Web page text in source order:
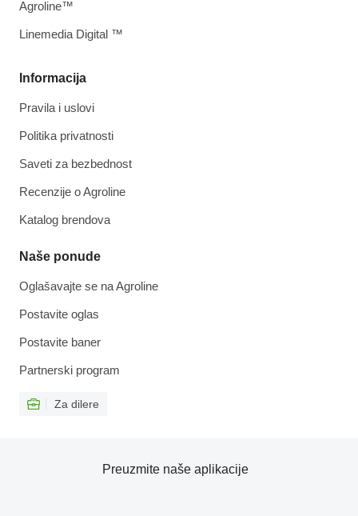
Informacija
Pravila i uslovi
Politika privatnosti
Saveti za bezbednost
Recenzije o Agroline
Katalog brendova
Naše ponude
Oglašavajte se na Agroline
Postavite oglas
Postavite baner
Partnerski program
Za dilere
Agroline™
Linemedia Digital ™
Preuzmite naše aplikacije